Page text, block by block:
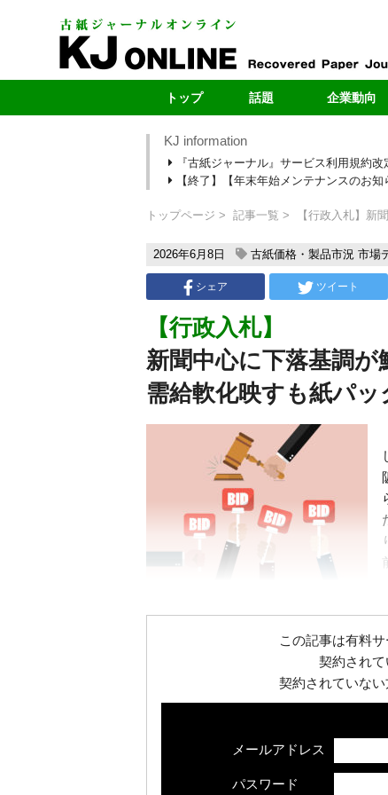
トップ 話題
最新のお知らせ
新型コロナ
段原紙の転抄・輸出
企業動向
自治
ヤードレ
新規ヤ
KJ information
『古紙ジャーナル』サービス利用規約改
【終了】【年末年始メンテナンスのお知
トップページ 記事一覧 【行政入札】新
2026年6月8日 古紙価格・製品市況 市場
シェア ツイート
【行政入札】
新聞中心に下落基調が
需給軟化映すも紙パッ
この記事は有料
契約されて
契約されていない
メールアドレス
パスワード